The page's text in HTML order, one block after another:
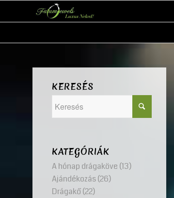
KERESÉS
KATEGÓRIÁK
A hónap drágaköve (13)
Ajándékozás(26)
Drágakő(22)